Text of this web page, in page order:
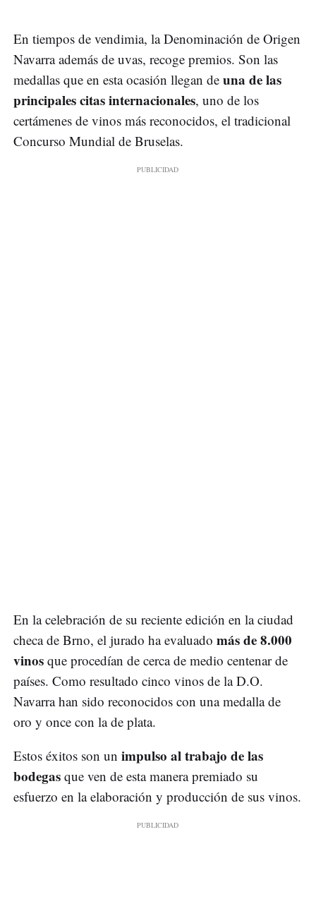
En tiempos de vendimia, la Denominación de Origen
Navarra además de uvas, recoge premios. Son las
medallas que en esta ocasión llegan de una de las
principales citas internacionales, uno de los
certámenes de vinos más reconocidos, el tradicional
Concurso Mundial de Bruselas.
En la celebración de su reciente edición en la ciudad
checa de Brno, el jurado ha evaluado más de 8.000
vinos que procedían de cerca de medio centenar de
países. Como resultado cinco vinos de la D.O.
Navarra han sido reconocidos con una medalla de
oro y once con la de plata.
Estos éxitos son un impulso al trabajo de las
bodegas que ven de esta manera premiado su
esfuerzo en la elaboración y producción de sus vinos.